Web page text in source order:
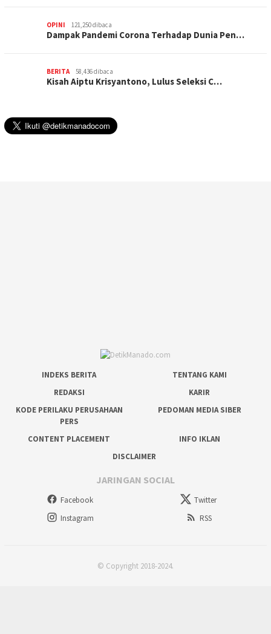
OPINI 121,250 dibaca
Dampak Pandemi Corona Terhadap Dunia Pen…
BERITA 58,436 dibaca
Kisah Aiptu Krisyantono, Lulus Seleksi C…
INDEKS BERITA
TENTANG KAMI
REDAKSI
KARIR
KODE PERILAKU PERUSAHAAN
PERS
PEDOMAN MEDIA SIBER
CONTENT PLACEMENT
INFO IKLAN
DISCLAIMER
JARINGAN SOCIAL
Facebook
Twitter
Instagram
RSS
© Copyright 2018-2024.